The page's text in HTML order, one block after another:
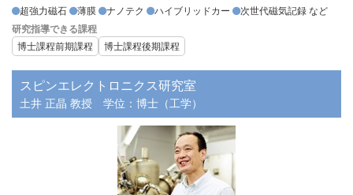
超強力磁石
薄膜 ナノテク ハイブリッドカー
次世代磁気記録 など
研究指導できる課程
博士課程前期課程
博士課程後期課程
スピンエレクトロニクス研究室
土井 正晶 教授 学位：博士（工学）